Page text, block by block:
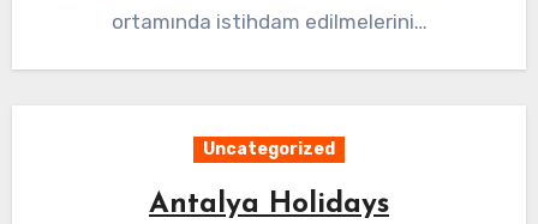
ortamında istihdam edilmelerini…
Uncategorized
Antalya Holidays